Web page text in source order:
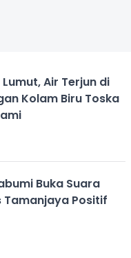
Air Terjun di
Kolam Biru Toska
Buka Suara
Tamanjaya Positif